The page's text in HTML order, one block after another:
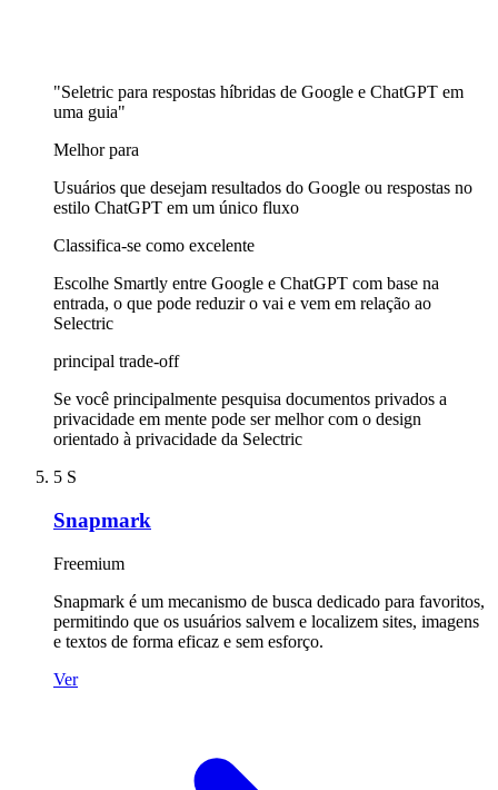
"Seletric para respostas híbridas de Google e ChatGPT em
uma guia"
Melhor para
Usuários que desejam resultados do Google ou respostas no
estilo ChatGPT em um único fluxo
Classifica-se como excelente
Escolhe Smartly entre Google e ChatGPT com base na
entrada, o que pode reduzir o vai e vem em relação ao
Selectric
principal trade-off
Se você principalmente pesquisa documentos privados a
privacidade em mente pode ser melhor com o design
orientado à privacidade da Selectric
5 S
Snapmark
Freemium
Snapmark é um mecanismo de busca dedicado para favoritos,
permitindo que os usuários salvem e localizem sites, imagens
e textos de forma eficaz e sem esforço.
Ver